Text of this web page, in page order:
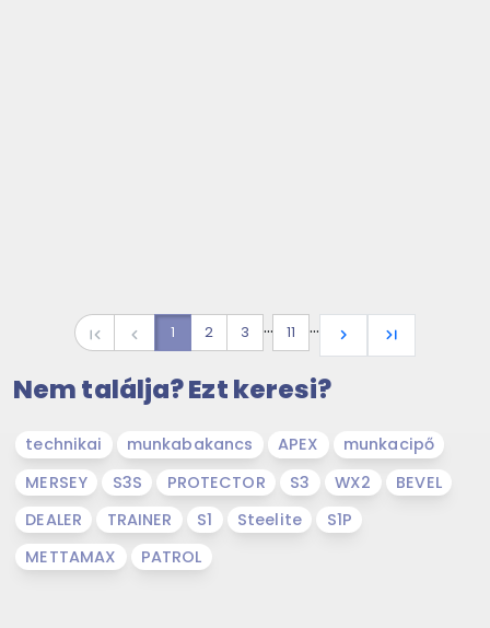
first_page navigate_before 1 2 3 … 11 … navigate_next last_page
Nem találja? Ezt keresi?
technikai munkabakancs APEX
munkacipő
MERSEY
S3S PROTECTOR S3 WX2
BEVEL
DEALER
TRAINER S1 Steelite
S1P
METTAMAX
PATROL